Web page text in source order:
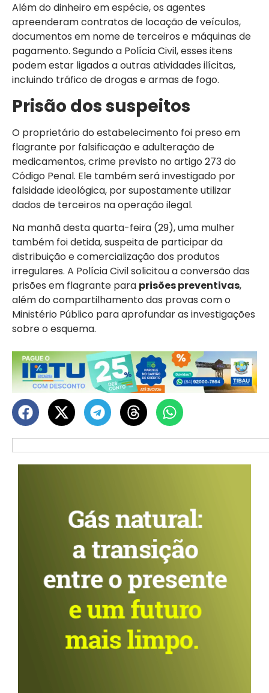
Além do dinheiro em espécie, os agentes
apreenderam contratos de locação de veículos,
documentos em nome de terceiros e máquinas de
pagamento. Segundo a Polícia Civil, esses itens
podem estar ligados a outras atividades ilícitas,
incluindo tráfico de drogas e armas de fogo.
Prisão dos suspeitos
O proprietário do estabelecimento foi preso em
flagrante por falsificação e adulteração de
medicamentos, crime previsto no artigo 273 do
Código Penal. Ele também será investigado por
falsidade ideológica, por supostamente utilizar
dados de terceiros na operação ilegal.
Na manhã desta quarta-feira (29), uma mulher
também foi detida, suspeita de participar da
distribuição e comercialização dos produtos
irregulares. A Polícia Civil solicitou a conversão das
prisões em flagrante para prisões preventivas,
além do compartilhamento das provas com o
Ministério Público para aprofundar as investigações
sobre o esquema.